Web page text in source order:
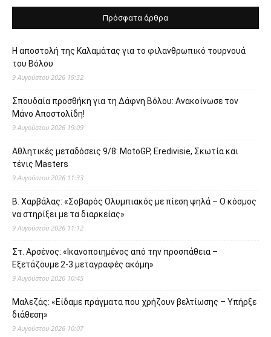
Πρόσφατα άρθρα
Η αποστολή της Καλαμάτας για το φιλανθρωπικό τουρνουά
του Βόλου
9 Αυγούστου 2026 19:32
Σπουδαία προσθήκη για τη Δάφνη Βόλου: Ανακοίνωσε τον
Μάνο Αποστολίδη!
9 Αυγούστου 2026 19:09
Αθλητικές μεταδόσεις 9/8: MotoGP, Eredivisie, Σκωτία και
τένις Masters
9 Αυγούστου 2026 11:33
Β. Χαρβάλας: «Σοβαρός Ολυμπιακός με πίεση ψηλά – Ο κόσμος
να στηρίξει με τα διαρκείας»
9 Αυγούστου 2026 11:12
Στ. Αρσένος: «Ικανοποιημένος από την προσπάθεια –
Εξετάζουμε 2-3 μεταγραφές ακόμη»
9 Αυγούστου 2026 10:45
Μαλεζάς: «Είδαμε πράγματα που χρήζουν βελτίωσης – Υπήρξε
διάθεση»
9 Αυγούστου 2026 10:07